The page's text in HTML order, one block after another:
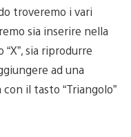
troveremo i vari
sia inserire nella
sia riprodurre
ad una
il tasto “Triangolo”